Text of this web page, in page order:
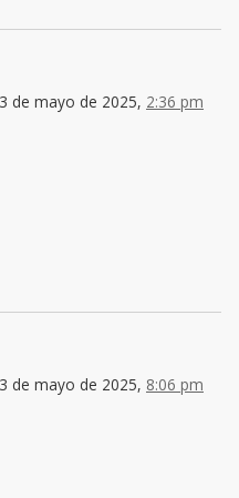
3 de mayo de 2025, 2:36 pm
3 de mayo de 2025, 8:06 pm